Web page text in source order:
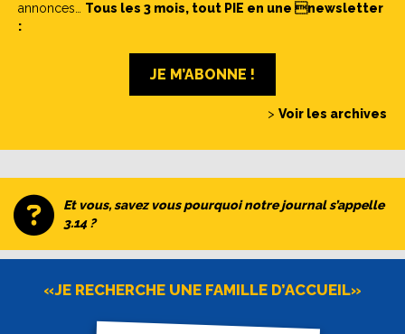
annonces… Tous les 3 mois, tout PIE en une newsletter
:
JE M’ABONNE !
> Voir les archives
Et vous, savez vous pourquoi notre journal s’appelle
3.14 ?
«JE RECHERCHE UNE FAMILLE D’ACCUEIL»